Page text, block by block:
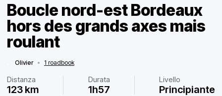
Boucle nord-est Bordeaux
hors des grands axes mais
roulant
Olivier • 1 roadbook
Distanza
123 km
Durata
1h57
Livello
Principiante